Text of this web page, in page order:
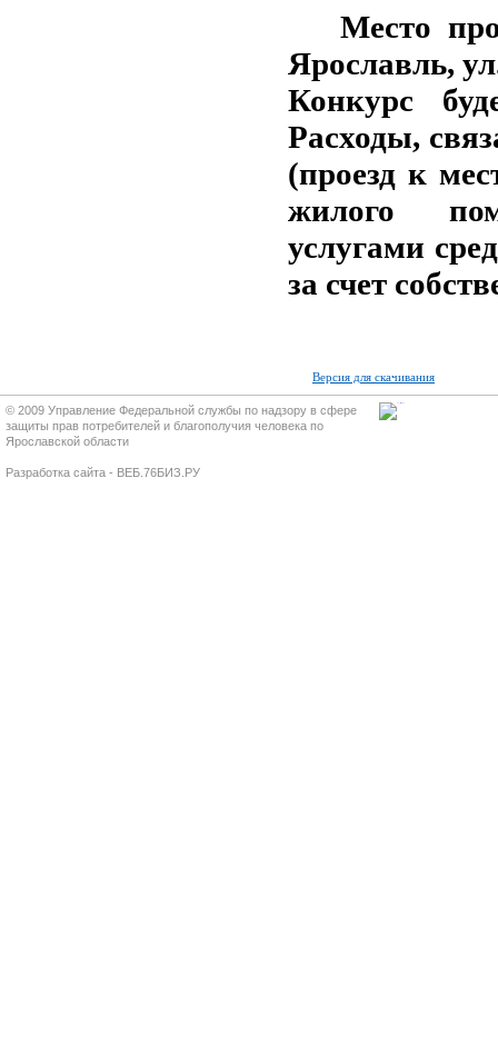
Место
Ярославль,
Конкурс
Расходы,
(проезд к
жилого
услугами
за счет
Версия для скачивания
© 2009 Управление Федеральной службы по надзору в сфере
защиты прав потребителей и благополучия человека по
Ярославской области
Разработка сайта - ВЕБ.76БИЗ.РУ